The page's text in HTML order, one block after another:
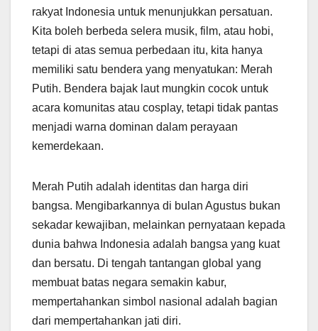
rakyat Indonesia untuk menunjukkan persatuan.
Kita boleh berbeda selera musik, film, atau hobi,
tetapi di atas semua perbedaan itu, kita hanya
memiliki satu bendera yang menyatukan: Merah
Putih. Bendera bajak laut mungkin cocok untuk
acara komunitas atau cosplay, tetapi tidak pantas
menjadi warna dominan dalam perayaan
kemerdekaan.
Merah Putih adalah identitas dan harga diri
bangsa. Mengibarkannya di bulan Agustus bukan
sekadar kewajiban, melainkan pernyataan kepada
dunia bahwa Indonesia adalah bangsa yang kuat
dan bersatu. Di tengah tantangan global yang
membuat batas negara semakin kabur,
mempertahankan simbol nasional adalah bagian
dari mempertahankan jati diri.